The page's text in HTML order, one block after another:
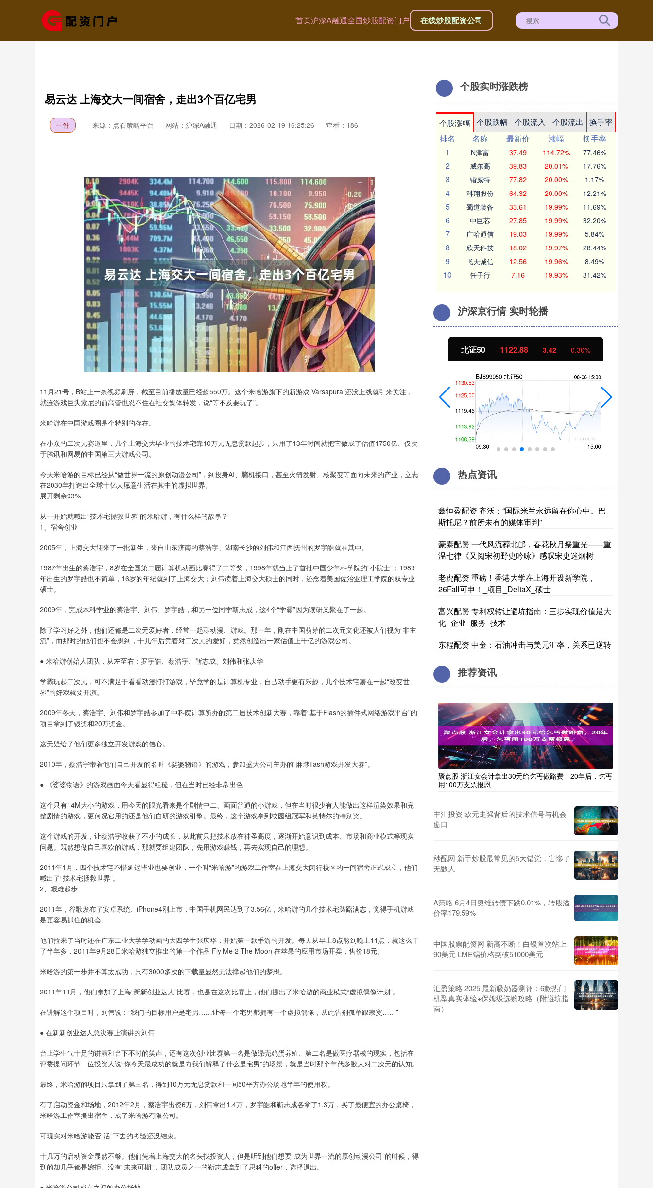
首页沪深A融通全国炒股配资门户 在线炒股配资公司
易云达 上海交大一间宿舍，走出3个百亿宅男
一件 来源：点石策略平台 网站：沪深A融通 日期：2026-02-19 16:25:26 查看：186
11月21号，B站上一条视频刷屏，截至目前播放量已经超550万。这个米哈游旗下的新游戏 Varsapura 还没上线就引来关注，
就连游戏巨头索尼的前高管也忍不住在社交媒体转发，说“等不及要玩了”。
米哈游在中国游戏圈是个特别的存在。
在小众的二次元赛道里，几个上海交大毕业的技术宅靠10万元无息贷款起步，只用了13年时间就把它做成了估值1750亿、仅次
于腾讯和网易的中国第三大游戏公司。
今天米哈游的目标已经从“做世界一流的原创动漫公司”，到投身AI、脑机接口，甚至火箭发射、核聚变等面向未来的产业，立志
在2030年打造出全球十亿人愿意生活在其中的虚拟世界。
展开剩余93%
从一开始就喊出“技术宅拯救世界”的米哈游，有什么样的故事？
1、宿舍创业
2005年，上海交大迎来了一批新生，来自山东济南的蔡浩宇、湖南长沙的刘伟和江西抚州的罗宇皓就在其中。
1987年出生的蔡浩宇，8岁在全国第二届计算机动画比赛得了二等奖，1998年就当上了首批中国少年科学院的“小院士”；1989
年出生的罗宇皓也不简单，16岁的年纪就到了上海交大；刘伟读着上海交大硕士的同时，还念着美国佐治亚理工学院的双专业
硕士。
2009年，完成本科学业的蔡浩宇、刘伟、罗宇皓，和另一位同学靳志成，这4个“学霸”因为读研又聚在了一起。
除了学习好之外，他们还都是二次元爱好者，经常一起聊动漫、游戏。那一年，刚在中国萌芽的二次元文化还被人们视为“非主
流”，而那时的他们也不会想到，十几年后凭着对二次元的爱好，竟然创造出一家估值上千亿的游戏公司。
● 米哈游创始人团队，从左至右：罗宇皓、蔡浩宇、靳志成、刘伟和张庆华
学霸玩起二次元，可不满足于看看动漫打打游戏，毕竟学的是计算机专业，自己动手更有乐趣，几个技术宅凑在一起“改变世
界”的好戏就要开演。
2009年冬天，蔡浩宇、刘伟和罗宇皓参加了中科院计算所办的第二届技术创新大赛，靠着“基于Flash的插件式网络游戏平台”的
项目拿到了银奖和20万奖金。
这无疑给了他们更多独立开发游戏的信心。
2010年，蔡浩宇带着他们自己开发的名叫《娑婆物语》的游戏，参加盛大公司主办的“麻球flash游戏开发大赛”。
● 《娑婆物语》的游戏画面今天看显得粗糙，但在当时已经非常出色
这个只有14M大小的游戏，用今天的眼光看来是个剧情中二、画面普通的小游戏，但在当时很少有人能做出这样渲染效果和完
整剧情的游戏，更何况它用的还是他们自研的游戏引擎。最终，这个游戏拿到校园组冠军和英特尔的特别奖。
这个游戏的开发，让蔡浩宇收获了不小的成长，从此前只把技术放在神圣高度，逐渐开始意识到成本、市场和商业模式等现实
问题。既然想做自己喜欢的游戏，那就要组建团队，先用游戏赚钱，再去实现自己的理想。
2011年1月，四个技术宅不惜延迟毕业也要创业，一个叫“米哈游”的游戏工作室在上海交大闵行校区的一间宿舍正式成立，他们
喊出了“技术宅拯救世界”。
2、艰难起步
2011年，谷歌发布了安卓系统、iPhone4刚上市，中国手机网民达到了3.56亿，米哈游的几个技术宅踌躇满志，觉得手机游戏
是更容易抓住的机会。
他们拉来了当时还在广东工业大学学动画的大四学生张庆华，开始第一款手游的开发。每天从早上8点熬到晚上11点，就这么干
了半年多，2011年9月28日米哈游独立推出的第一个作品 Fly Me 2 The Moon 在苹果的应用市场开卖，售价18元。
米哈游的第一步并不算太成功，只有3000多次的下载量显然无法撑起他们的梦想。
2011年11月，他们参加了上海“新新创业达人”比赛，也是在这次比赛上，他们提出了米哈游的商业模式“虚拟偶像计划”。
在讲解这个项目时，刘伟说：“我们的目标用户是宅男……让每一个宅男都拥有一个虚拟偶像，从此告别孤单跟寂寞……”
● 在新新创业达人总决赛上演讲的刘伟
台上学生气十足的讲演和台下不时的笑声，还有这次创业比赛第一名是做绿壳鸡蛋养殖、第二名是做医疗器械的现实，包括在
评委提问环节一位投资人说“你今天最成功的就是向我们解释了什么是宅男”的场景，就是当时那个年代多数人对二次元的认知。
最终，米哈游的项目只拿到了第三名，得到10万元无息贷款和一间50平方办公场地半年的使用权。
有了启动资金和场地，2012年2月，蔡浩宇出资6万，刘伟拿出1.4万，罗宇皓和靳志成各拿了1.3万，买了最便宜的办公桌椅，
米哈游工作室搬出宿舍，成了米哈游有限公司。
可现实对米哈游能否“活”下去的考验还没结束。
十几万的启动资金显然不够。他们凭着上海交大的名头找投资人，但是听到他们想要“成为世界一流的原创动漫公司”的时候，得
到的却几乎都是婉拒。没有“未来可期”，团队成员之一的靳志成拿到了思科的offer，选择退出。
个股实时涨跌榜
个股涨幅 个股跌幅 个股流入 个股流出
换手率
排名
名称 最新价 涨幅
换手率
1
N津富 37.49 114.72% 77.46%
2 威尔高 39.83 20.01% 17.76%
3 锴威特 77.82 20.00% 1.17%
4 科翔股份 64.32 20.00% 12.21%
5 蜀道装备 33.61 19.99% 11.69%
6 中巨芯 27.85 19.99% 32.20%
7 广哈通信 19.03 19.99% 5.84%
8 欣天科技 18.02 19.97% 28.44%
9 飞天诚信 12.56 19.96% 8.49%
10 任子行 7.16 19.93% 31.42%
沪深京行情 实时轮播
深证成指 14110.12 -0.24% 沪深300 4651.31 -6.85 北证50 1122.88 3.42 0.30%
热点资讯
鑫恒盈配资 齐沃：“国际米兰永远留在你心中。巴
斯托尼？前所未有的媒体审判”
豪泰配资 一代风流葬北邙，春花秋月祭重光——重
温七律《又阅宋初野史吟咏》感叹宋史迷烟树
老虎配资 重磅！香港大学在上海开设新学院，
26Fall可申！_项目_DeltaX_硕士
富兴配资 专利权转让避坑指南：三步实现价值最大
化_企业_服务_技术
东程配资 中金：石油冲击与美元汇率，关系已逆转
推荐资讯
聚点股 浙江女会计拿出30元给乞丐做路费，20年后，乞丐
用100万支票报恩
丰汇投资 欧元走强背后的技术信号与机会
窗口
秒配网 新手炒股最常见的5大错觉，害惨了
无数人
A策略 6月4日奥维转债下跌0.01%，转股溢
价率179.59%
中国股票配资网 新高不断！白银首次站上
90美元 LME锡价格突破51000美元
汇盈策略 2025 最新吸奶器测评：6款热门
机型真实体验+保姆级选购攻略（附避坑指
南）